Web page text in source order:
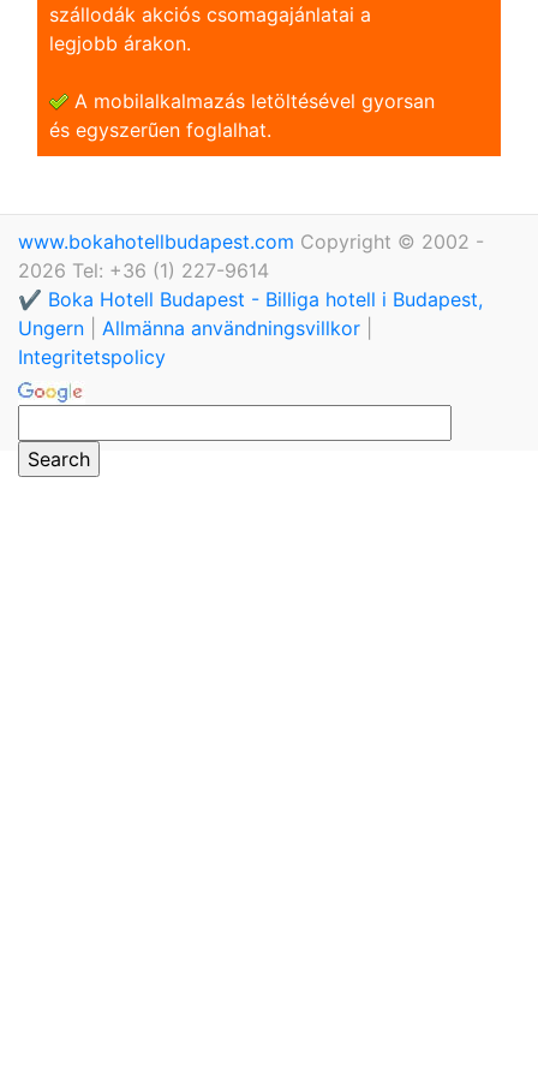
szállodák akciós csomagajánlatai a
legjobb árakon.
A mobilalkalmazás letöltésével gyorsan
és egyszerũen foglalhat.
www.bokahotellbudapest.com Copyright © 2002 -
2026 Tel: +36 (1) 227-9614
✔️ Boka Hotell Budapest - Billiga hotell i Budapest,
Ungern
Allmänna användningsvillkor
Integritetspolicy